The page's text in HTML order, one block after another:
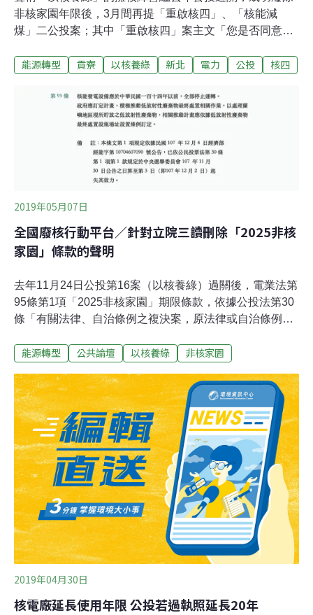
非核家園年限後，3月間再提「重啟核四」、「核能減
煤」二公投案；其中「重啟核四」案主文「您是否同意核
於規定。對此，監察委員田秋堇、趙永清、楊芳玲質疑，
投案內容包括「啟封」與「商轉發電」二項政策事項，疑
違反《公民投票法》第9條第6項僅能一案一事項的規定，
且其理由書中多項理由並非事實，仍有諸多核四安全問題
應召開聽證會加以釐清。監委質疑中選會並未對此案召開
聽證會，即認定合於規定，是否有依法負起把關責任？且
事涉國家安全及人民生命財產安危，田秋堇等監委認有進
能源轉型 貢寮 以核養綠 新北 電力 公投 核四
2019年05月07日
全國廢核行動平台／針對立院三讀刪除「2025非核
家園」條款的聲明
去年11月24日公投第16案（以核養綠）過關後，電業法第
95條第1項「2025非核家園」期限條款，依據公投法第30
條「有關法律、自治條例之複決案，原法律或自治條例於
12月2日失效。今日立法院三讀通過正式刪除此項已經失
電業法第95條第1項「2025非核家園」期限條款廢除，並
不代表就必然讓核電重新回到能源選項，公投的法律效果
與社會認知該被尊重，但事實上，我們必須指出，這可能
是一個最難以被執行的一個能源選項。「2025非核家園」
表示的僅是核電廠到期關廠退役，核三廠的使用期限到期
就是2025年，這並非提前關閉核電，僅是核電到期退場的
正常期限，因此刪除電業法第95條第1項是取消核電退場
期限，但並不代表政府有積極推動核電的義務，尤其老舊
核電若要延長使用期限，另需要專業審查把關，包括核安
技術、地質安全上都
能源轉型 公共論壇 以核養綠 非核家園
2019年04月30日
核電廠延長使用年限 公投若過執照延長20年